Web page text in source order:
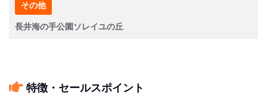
その他
長井海の手公園ソレイユの丘
特徴・セールスポイント